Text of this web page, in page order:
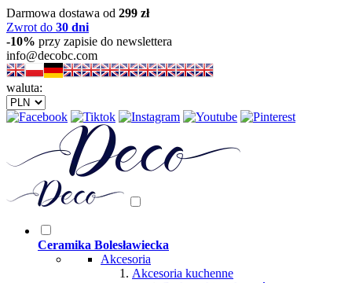
Darmowa dostawa od 299 zł
Zwrot do 30 dni
-10% przy zapisie do newslettera
info@decobc.com
waluta:
Ceramika Bolesławiecka
Akcesoria
Akcesoria kuchenne